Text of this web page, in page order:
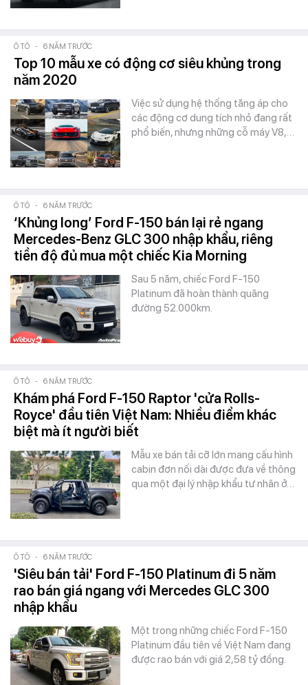
Ô TÔ - 6 NĂM TRƯỚC
Top 10 mẫu xe có động cơ siêu khủng trong
năm 2020
Việc sử dụng hệ thống tăng áp cho
các động cơ dung tích nhỏ đang rất
phổ biến, nhưng những cỗ máy V8,…
Ô TÔ - 6 NĂM TRƯỚC
‘Khủng long’ Ford F-150 bán lại rẻ ngang
Mercedes-Benz GLC 300 nhập khẩu, riêng
tiền độ đủ mua một chiếc Kia Morning
Sau 5 năm, chiếc Ford F-150
Platinum đã hoàn thành quãng
đường 52.000km.
Ô TÔ - 6 NĂM TRƯỚC
Khám phá Ford F-150 Raptor 'cửa Rolls-
Royce' đầu tiên Việt Nam: Nhiều điểm khác
biệt mà ít người biết
Mẫu xe bán tải cỡ lớn mang cấu hình
cabin đơn nối dài được đưa về thông
qua một đại lý nhập khẩu tư nhân ở…
Ô TÔ - 6 NĂM TRƯỚC
'Siêu bán tải' Ford F-150 Platinum đi 5 năm
rao bán giá ngang với Mercedes GLC 300
nhập khẩu
Một trong những chiếc Ford F-150
Platinum đầu tiên về Việt Nam đang
được rao bán với giá 2,58 tỷ đồng.